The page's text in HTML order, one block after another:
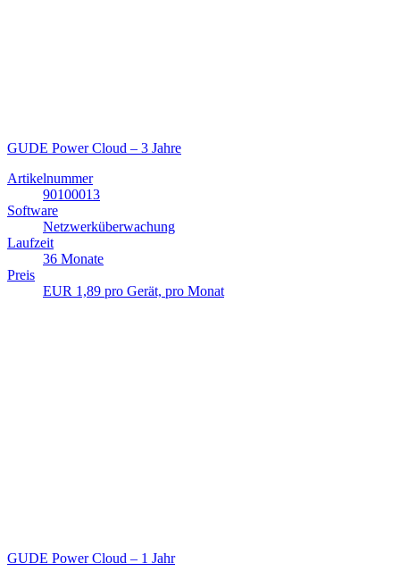
GUDE Power Cloud – 3 Jahre
Artikelnummer
90100013
Software
Netzwerküberwachung
Laufzeit
36 Monate
Preis
EUR 1,89 pro Gerät, pro Monat
GUDE Power Cloud – 1 Jahr